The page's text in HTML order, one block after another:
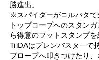
勝進出。
※スパイダーがコルバタで
トップロープへのスタン
ら得意のフットスタンプを
TiiiDAはブレンバスターで
プロープへ叩きつけたり